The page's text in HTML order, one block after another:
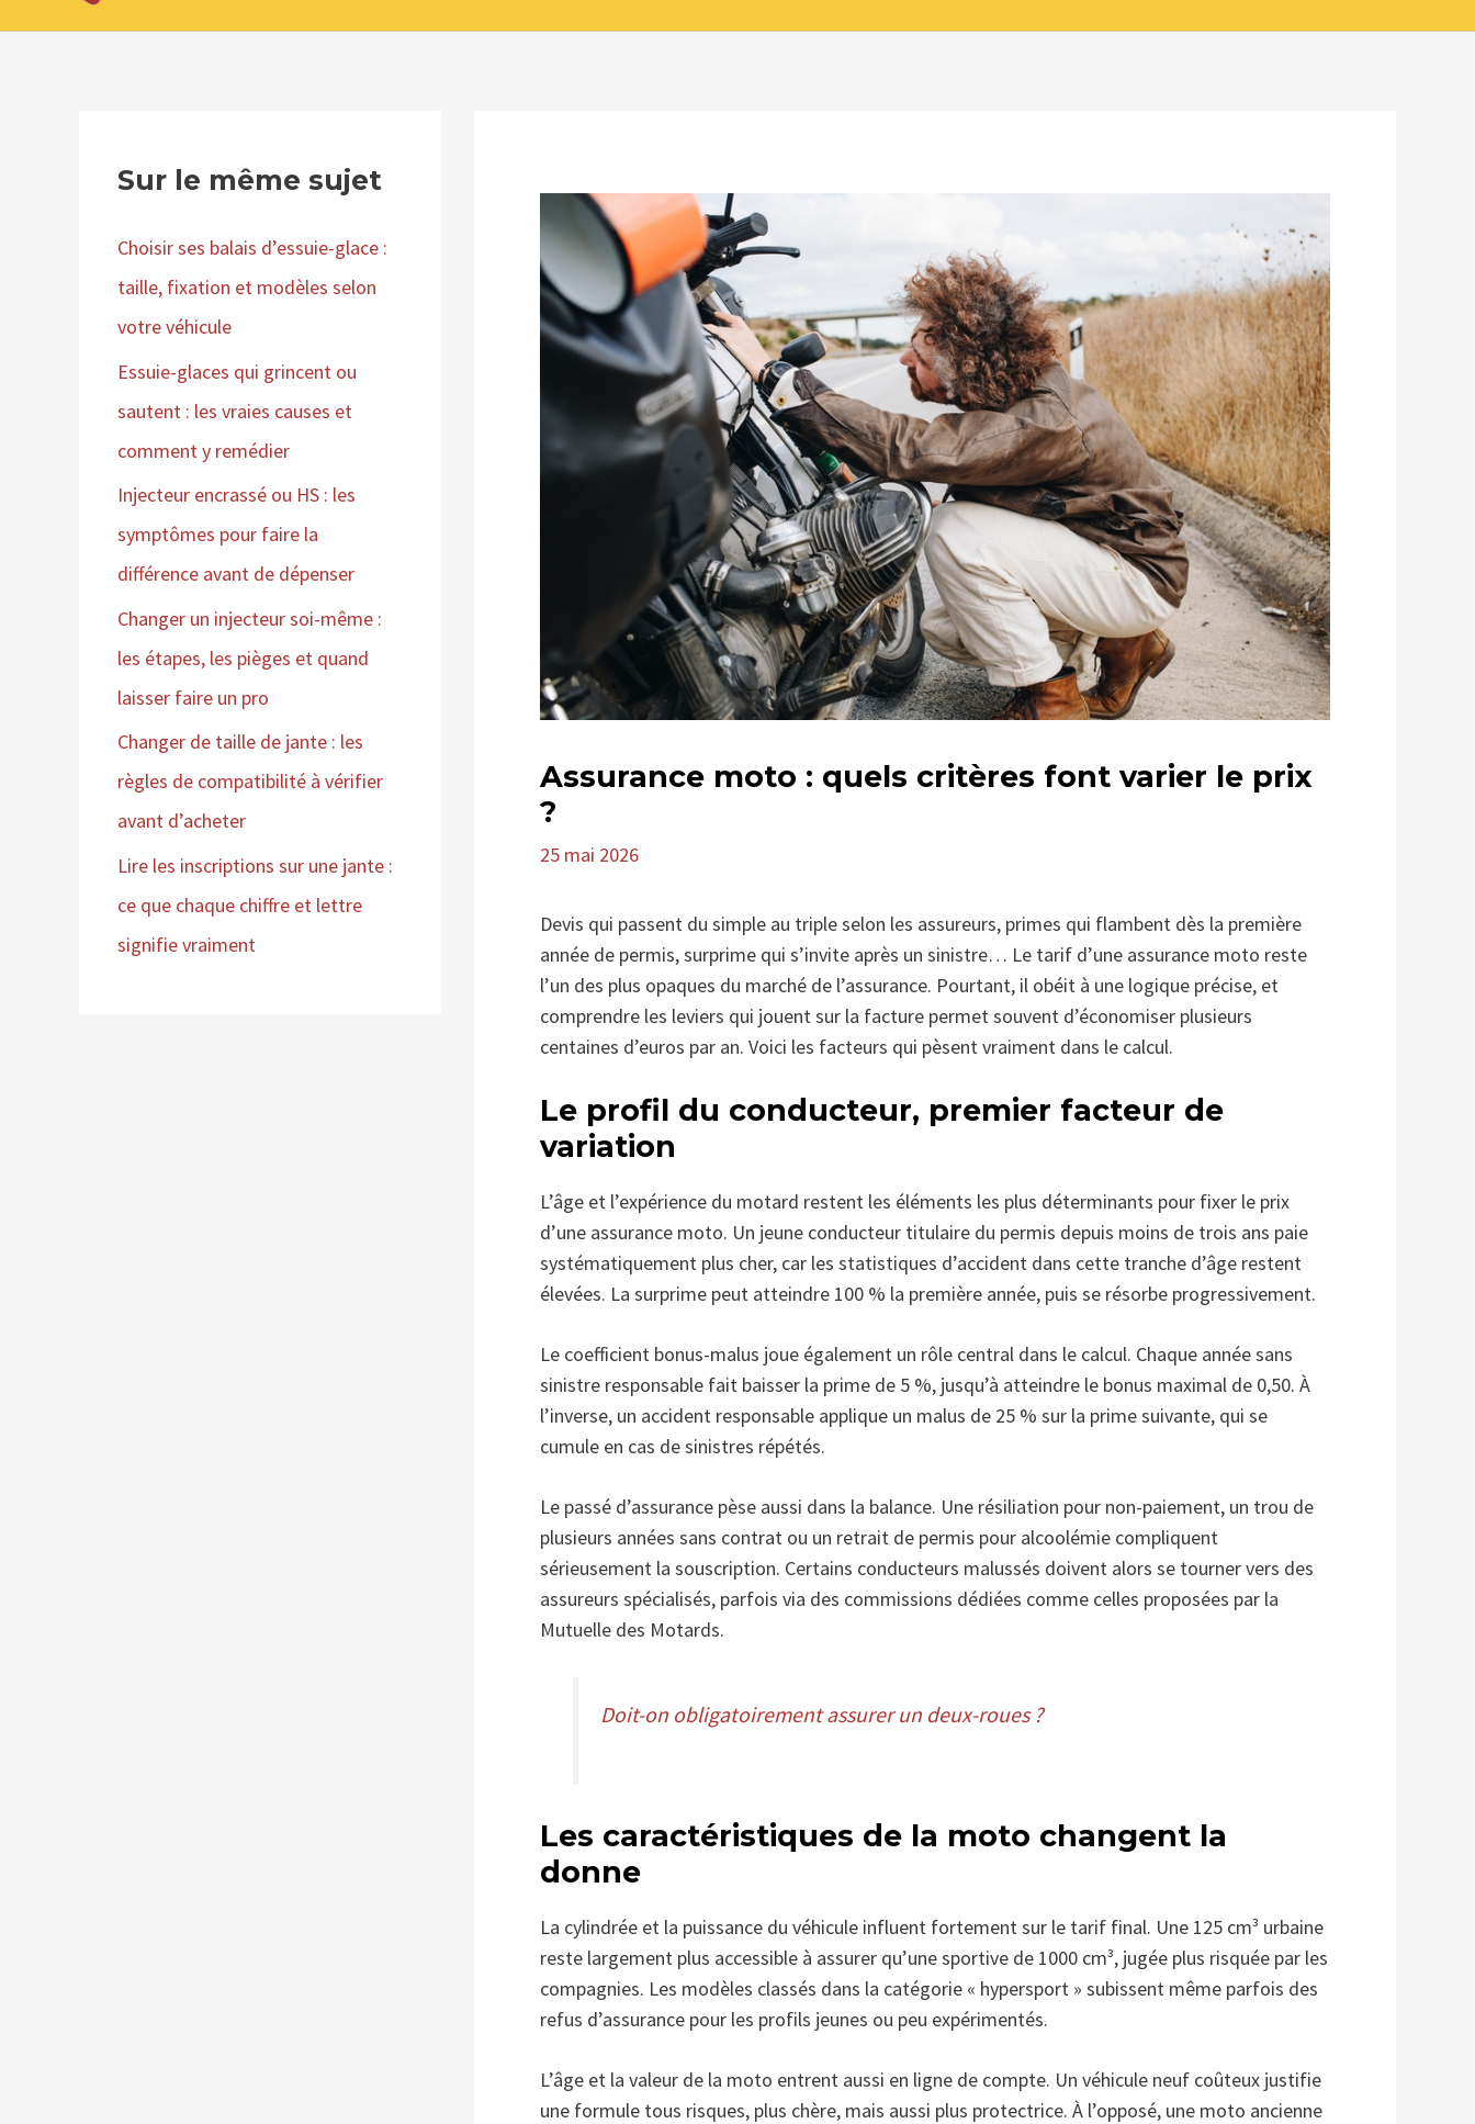
Sur le même sujet
Choisir ses balais d’essuie-glace :
taille, fixation et modèles selon
votre véhicule
Essuie-glaces qui grincent ou
sautent : les vraies causes et
comment y remédier
Injecteur encrassé ou HS : les
symptômes pour faire la
différence avant de dépenser
Changer un injecteur soi-même :
les étapes, les pièges et quand
laisser faire un pro
Changer de taille de jante : les
règles de compatibilité à vérifier
avant d’acheter
Lire les inscriptions sur une jante :
ce que chaque chiffre et lettre
signifie vraiment
Assurance moto : quels critères font varier le prix
?
25 mai 2026
Devis qui passent du simple au triple selon les assureurs, primes qui flambent dès la première
année de permis, surprime qui s’invite après un sinistre… Le tarif d’une assurance moto reste
l’un des plus opaques du marché de l’assurance. Pourtant, il obéit à une logique précise, et
comprendre les leviers qui jouent sur la facture permet souvent d’économiser plusieurs
centaines d’euros par an. Voici les facteurs qui pèsent vraiment dans le calcul.
Le profil du conducteur, premier facteur de
variation
L’âge et l’expérience du motard restent les éléments les plus déterminants pour fixer le prix
d’une assurance moto. Un jeune conducteur titulaire du permis depuis moins de trois ans paie
systématiquement plus cher, car les statistiques d’accident dans cette tranche d’âge restent
élevées. La surprime peut atteindre 100 % la première année, puis se résorbe progressivement.
Le coefficient bonus-malus joue également un rôle central dans le calcul. Chaque année sans
sinistre responsable fait baisser la prime de 5 %, jusqu’à atteindre le bonus maximal de 0,50. À
l’inverse, un accident responsable applique un malus de 25 % sur la prime suivante, qui se
cumule en cas de sinistres répétés.
Le passé d’assurance pèse aussi dans la balance. Une résiliation pour non-paiement, un trou de
plusieurs années sans contrat ou un retrait de permis pour alcoolémie compliquent
sérieusement la souscription. Certains conducteurs malussés doivent alors se tourner vers des
assureurs spécialisés, parfois via des commissions dédiées comme celles proposées par la
Mutuelle des Motards.
Doit-on obligatoirement assurer un deux-roues ?
Les caractéristiques de la moto changent la
donne
La cylindrée et la puissance du véhicule influent fortement sur le tarif final. Une 125 cm³ urbaine
reste largement plus accessible à assurer qu’une sportive de 1000 cm³, jugée plus risquée par les
compagnies. Les modèles classés dans la catégorie « hypersport » subissent même parfois des
refus d’assurance pour les profils jeunes ou peu expérimentés.
L’âge et la valeur de la moto entrent aussi en ligne de compte. Un véhicule neuf coûteux justifie
une formule tous risques, plus chère, mais aussi plus protectrice. À l’opposé, une moto ancienne